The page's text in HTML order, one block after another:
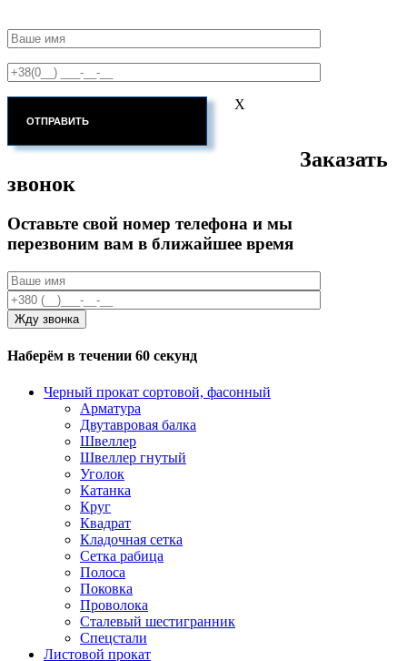
X
Заказать
звонок
Оставьте свой номер телефона и мы
перезвоним вам в ближайшее время
Наберём в течении 60 секунд
Черный прокат сортовой, фасонный
Арматура
Двутавровая балка
Швеллер
Швеллер гнутый
Уголок
Катанка
Круг
Квадрат
Кладочная сетка
Сетка рабица
Полоса
Поковка
Проволока
Сталевый шестигранник
Спецстали
Листовой прокат